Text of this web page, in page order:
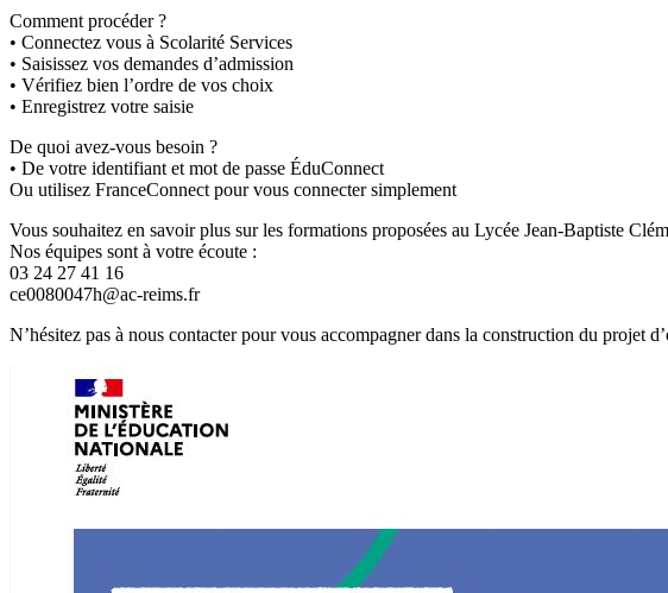
Comment procéder ?
• Connectez vous à Scolarité Services
• Saisissez vos demandes d’admission
• Vérifiez bien l’ordre de vos choix
• Enregistrez votre saisie
De quoi avez-vous besoin ?
• De votre identifiant et mot de passe ÉduConnect
Ou utilisez FranceConnect pour vous connecter simplement
Vous souhaitez en savoir plus sur les formations proposées au Lycée Jean-Baptiste
Nos équipes sont à votre écoute :
03 24 27 41 16
ce0080047h@ac-reims.fr
N’hésitez pas à nous contacter pour vous accompagner dans la construction du projet